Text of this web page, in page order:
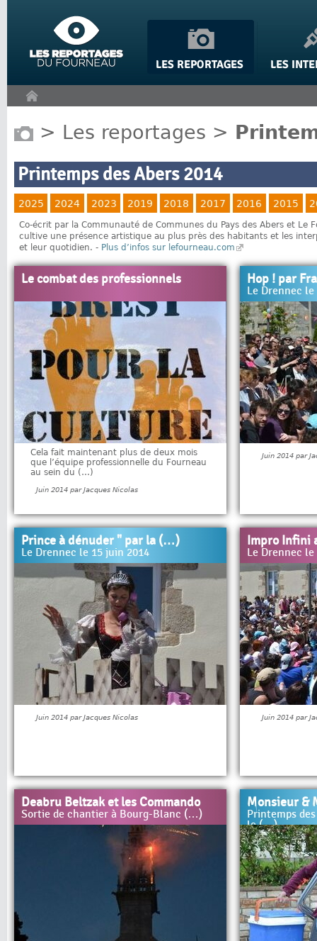
> Les reportages >
Printemps des Abers 2014
2025 2024 2023 2019 2018 2017 2016 2015
Co-écrit par la Communauté de Communes du Pays des Abers et Le
cultive une présence artistique au plus près des habitants et les
et leur quotidien. - Plus d’infos sur lefourneau.com
Le combat des professionnels
Cela fait maintenant plus de deux mois
que l’équipe professionnelle du Fourneau
au sein du (…)
Juin 2014 par Jacques Nicolas
Hop ! par
Le Drennec
Juin 2014 par
Prince à dénuder " par la (…)
Le Drennec le 15 juin 2014
Juin 2014 par Jacques Nicolas
Impro Infini
Le Drennec
Juin 2014 par
Deabru Beltzak et les Commando
Sortie de chantier à Bourg-Blanc (…)
Monsieur &
Printemps
le (…)